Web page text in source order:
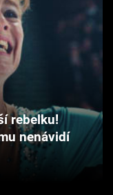
rebelku!
nenávidí